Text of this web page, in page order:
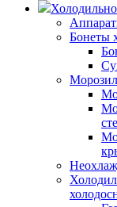
Бонеты